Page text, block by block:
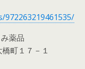
薬品
町１７－１